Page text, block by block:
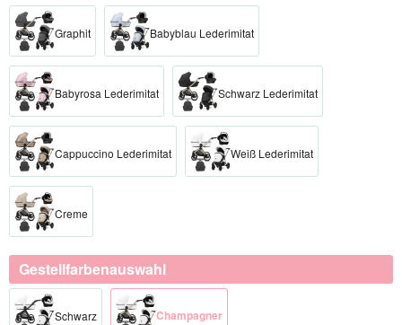
Graphit Babyblau Lederimitat
Babyrosa Lederimitat Schwarz Lederimitat
Cappuccino Lederimitat Weiß Lederimitat
Creme
Gestellfarbenauswahl
Schwarz​ Champagner​